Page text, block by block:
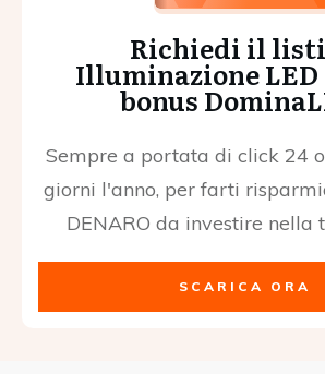
Richiedi il
Illuminazione
bonus
Sempre a portata di click 24
giorni l'anno, per farti
DENARO da investire nella
SCARICA ORA